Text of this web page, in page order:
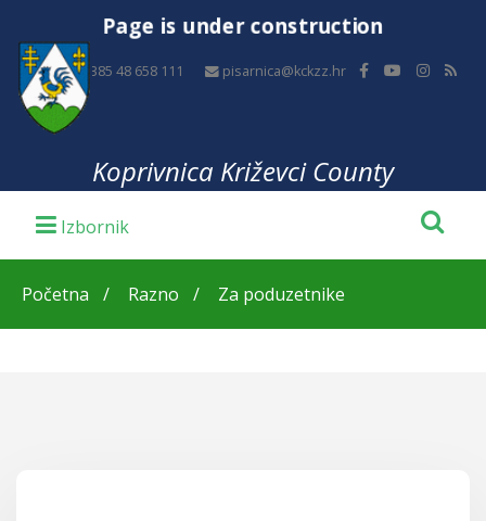
Page is under construction
+385 48 658 111 pisarnica@kckzz.hr
Koprivnica Križevci County
Početna Razno Za poduzetnike